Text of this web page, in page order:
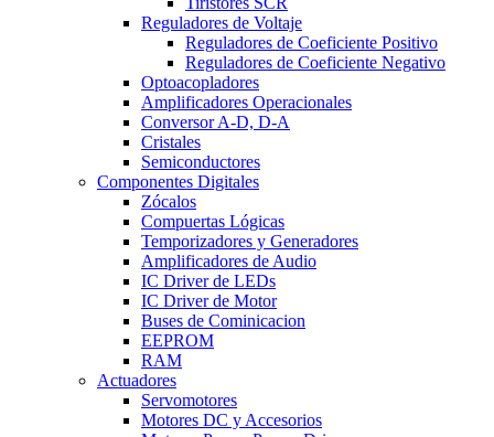
Reguladores de Voltaje
Reguladores de Coeficiente Positivo
Reguladores de Coeficiente Negativo
Optoacopladores
Amplificadores Operacionales
Conversor A-D, D-A
Cristales
Semiconductores
Componentes Digitales
Zócalos
Compuertas Lógicas
Temporizadores y Generadores
Amplificadores de Audio
IC Driver de LEDs
IC Driver de Motor
Buses de Cominicacion
EEPROM
RAM
Actuadores
Servomotores
Motores DC y Accesorios